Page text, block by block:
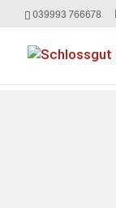
039993 766678